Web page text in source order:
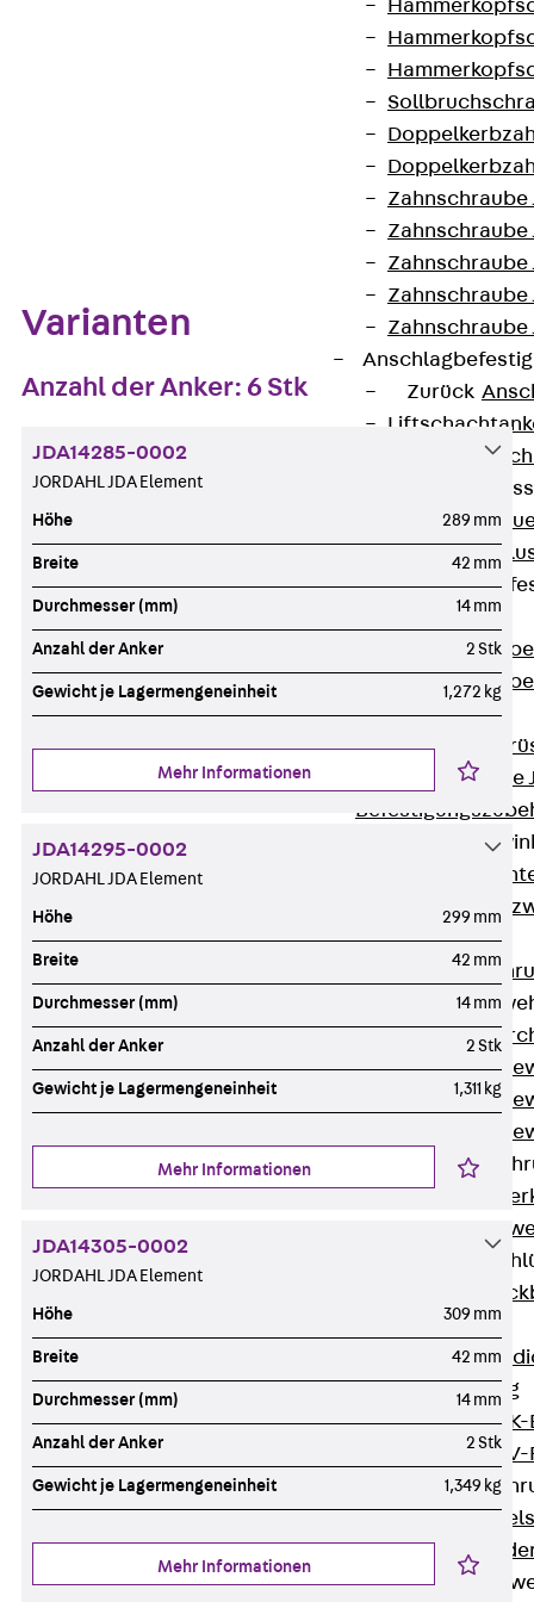
Zahnschraube
Zahnschraube
Zahnschraube
Zahnschraube
Zahnschraube
Zurück
Zurück
Zurück
Gerüstschuhe
Zurück
Gerüstschuhe
Bewehrung
Zurück
FERBOX®
GFK-Bewehrung
Zurück
FIBERNOX®
Varianten
Anzahl der Anker: 6 Stk
JDA14285-0002
JORDAHL JDA Element
Höhe 289 mm
Breite 42 mm
Durchmesser (mm) 14 mm
Anzahl der Anker 2 Stk
Gewicht je Lagermengeneinheit 1,272 kg
Mehr Informationen
JDA14295-0002
JORDAHL JDA Element
Höhe 299 mm
Breite 42 mm
Durchmesser (mm) 14 mm
Anzahl der Anker 2 Stk
Gewicht je Lagermengeneinheit 1,311 kg
Mehr Informationen
JDA14305-0002
JORDAHL JDA Element
Höhe 309 mm
Breite 42 mm
Durchmesser (mm) 14 mm
Anzahl der Anker 2 Stk
Gewicht je Lagermengeneinheit 1,349 kg
Mehr Informationen